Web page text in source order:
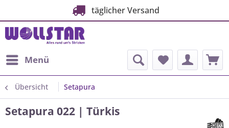
täglicher Versand
Menü
Übersicht Setapura
Setapura 022 | Türkis